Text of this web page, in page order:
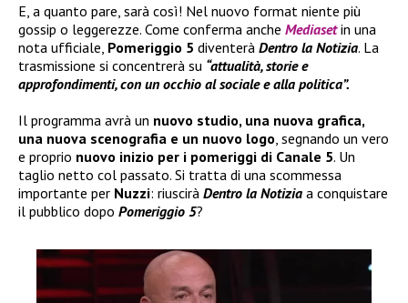
E, a quanto pare, sarà così! Nel nuovo format niente più
gossip o leggerezze. Come conferma anche Mediasetin una
nota ufficiale, Pomeriggio 5 diventerà Dentro la Notizia. La
trasmissione si concentrerà su “attualità, storie e
approfondimenti, con un occhio al sociale e alla politica”.
Il programma avrà un nuovo studio, una nuova grafica,
una nuova scenografia e un nuovo logo , segnando un vero
e proprio nuovo inizio per i pomeriggi di Canale 5. Un
taglio netto col passato. Si tratta di una scommessa
importante per Nuzzi: riuscirà Dentro la Notizia a conquistare
il pubblico dopo Pomeriggio 5?